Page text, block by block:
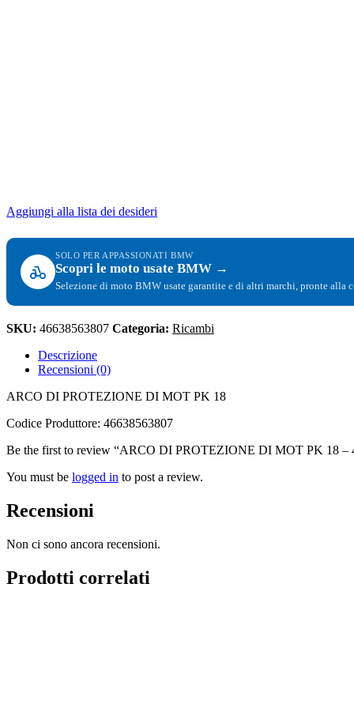
Aggiungi alla lista dei desideri
SOLO PER APPASSIONATI BMW
Scopri le moto usate BMW →
Selezione di moto BMW usate garantite e di altri marchi, pronte alla
SKU: 46638563807 Categoria: Ricambi
Descrizione
Recensioni (0)
ARCO DI PROTEZIONE DI MOT PK 18
Codice Produttore: 46638563807
Be the first to review “ARCO DI PROTEZIONE DI MOT PK 18 –
You must be logged in to post a review.
Recensioni
Non ci sono ancora recensioni.
Prodotti correlati